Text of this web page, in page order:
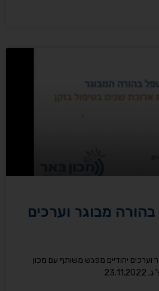
מבוגר וערכים
וערכים יהודיים מפגש משותף עם מכון